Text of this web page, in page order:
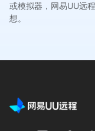
或模拟器，网易UU远
想。